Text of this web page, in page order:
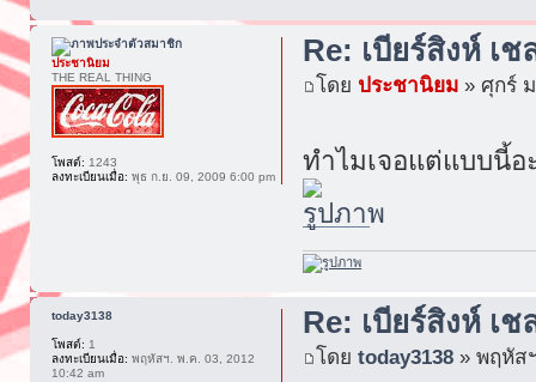
Re: เบียร์สิงห์ เ
โดยประชานิยม » ศุกร์
ทำไมเจอแต่แบบนี้
ประชานิยม
THE REAL THING
โพสต์: 1243
ลงทะเบียนเมื่อ: พุธ ก.ย. 09, 2009 6:00 pm
Re: เบียร์สิงห์ เ
โดยtoday3138 » พฤหัส
today3138
โพสต์: 1
ลงทะเบียนเมื่อ: พฤหัสฯ. พ.ค. 03, 2012
10:42 am